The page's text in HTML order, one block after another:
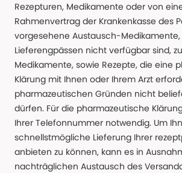
Rezepturen, Medikamente oder von
Rahmenvertrag der Krankenkasse des
vorgesehene Austausch-
Lieferengpässen nicht verfügbar sind,
Medikamente, sowie Rezepte, die eine
Klärung mit Ihnen oder Ihrem Arzt
pharmazeutischen Gründen nicht
dürfen. Für die pharmazeutische
Ihrer Telefonnummer notwendig. Um
schnellstmögliche Lieferung Ihrer
anbieten zu können, kann es in
nachträglichen Austausch des